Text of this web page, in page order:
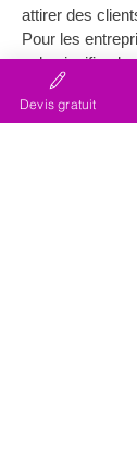
attirer des
Pour les
cela signifie
meilleure
locale.
Devis gratuit